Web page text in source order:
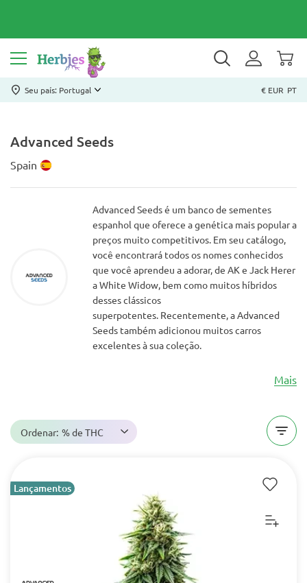
Seu país: Portugal € EUR PT
Advanced Seeds
Spain
Advanced Seeds é um banco de sementes
espanhol que oferece a genética mais popular a
preços muito competitivos. Em seu catálogo,
você encontrará todos os nomes conhecidos
que você aprendeu a adorar, de AK e Jack Herer
a White Widow, bem como muitos híbridos
desses clássicos
superpotentes. Recentemente, a Advanced
Seeds também adicionou muitos carros
excelentes à sua coleção.
Mais
Ordenar: % de THC
Lançamentos